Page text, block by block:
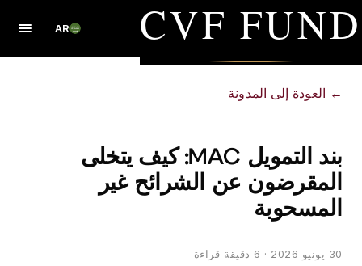
CVF FUND
AR
← العودة إلى المدونة
بند التمويل MAC: كيف يتخلى
المقرضون عن الشرائح غير
المسحوبة
30 يونيو 2026 · 6 دقيقة قراءة